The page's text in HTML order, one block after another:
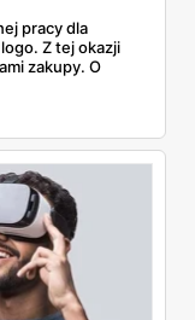
pracy dla
Z tej okazji
zakupy. O